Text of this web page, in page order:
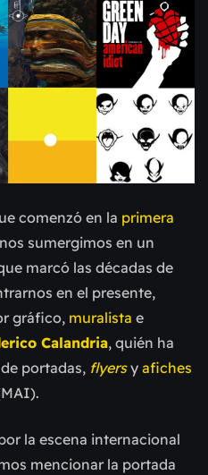
comenzó en la primera
sumergimos en un
marcó las décadas de
en el presente,
gráfico, muralista e
Calandria, quién ha
portadas, flyersy afiches
la escena internacional
mencionar la portada